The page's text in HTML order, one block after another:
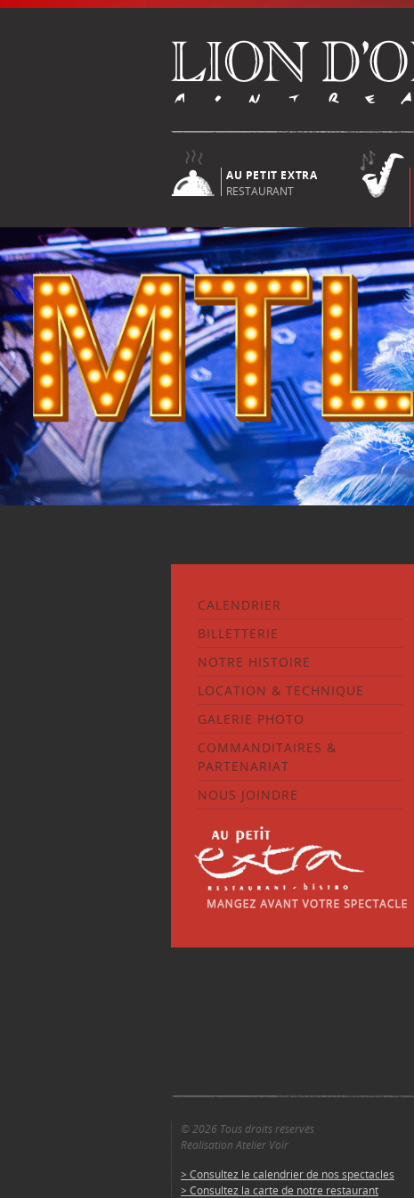
AU PETIT EXTRA
RESTAURANT
CALENDRIER
BILLETTERIE
NOTRE HISTOIRE
LOCATION & TECHNIQUE
GALERIE PHOTO
COMMANDITAIRES &
PARTENARIAT
NOUS JOINDRE
© 2026 Tous droits réservés
Réalisation Atelier Voir
> Consultez le calendrier de nos spectacles
> Consultez la carte de notre restaurant